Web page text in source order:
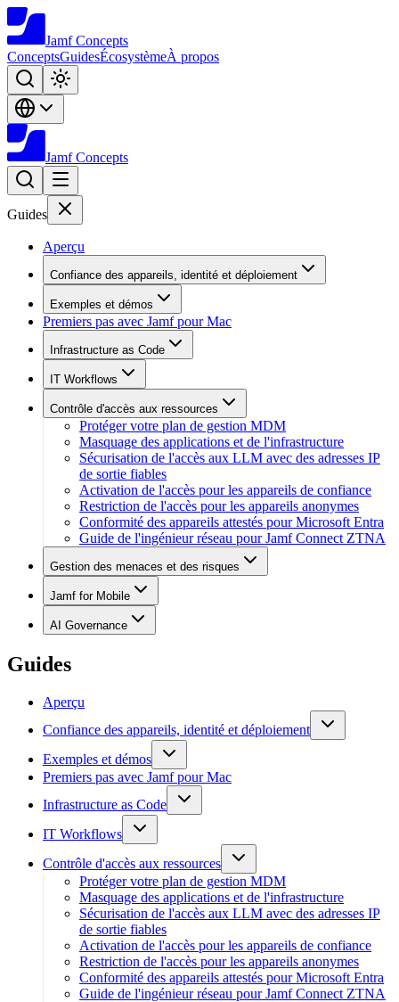
Jamf Concepts
ConceptsGuidesÉcosystèmeÀ propos
Jamf Concepts
Guides
Aperçu
Confiance des appareils, identité et déploiement
Exemples et démos
Premiers pas avec Jamf pour Mac
Infrastructure as Code
IT Workflows
Contrôle d'accès aux ressources
Protéger votre plan de gestion MDM
Masquage des applications et de l'infrastructure
Sécurisation de l'accès aux LLM avec des adresses IP
de sortie fiables
Activation de l'accès pour les appareils de confiance
Restriction de l'accès pour les appareils anonymes
Conformité des appareils attestés pour Microsoft Entra
Guide de l'ingénieur réseau pour Jamf Connect ZTNA
Gestion des menaces et des risques
Jamf for Mobile
AI Governance
Guides
Aperçu
Confiance des appareils, identité et déploiement
Exemples et démos
Premiers pas avec Jamf pour Mac
Infrastructure as Code
IT Workflows
Contrôle d'accès aux ressources
Protéger votre plan de gestion MDM
Masquage des applications et de l'infrastructure
Sécurisation de l'accès aux LLM avec des adresses IP
de sortie fiables
Activation de l'accès pour les appareils de confiance
Restriction de l'accès pour les appareils anonymes
Conformité des appareils attestés pour Microsoft Entra
Guide de l'ingénieur réseau pour Jamf Connect ZTNA